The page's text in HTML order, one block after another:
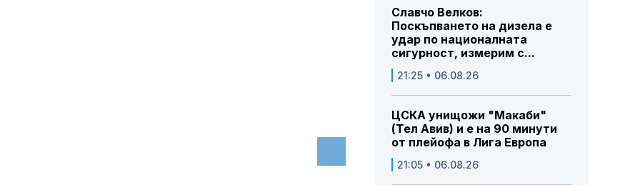
Славчо Велков:
Поскъпването на дизела е
удар по националната
сигурност, измерим с...
21:25 • 06.08.26
ЦСКА унищожи "Макаби"
(Тел Авив) и е на 90 минути
от плейофа в Лига Европа
21:05 • 06.08.26